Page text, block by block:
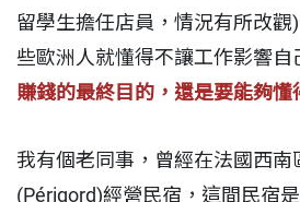
留學生擔任店員，情況有所改
些歐洲人就懂得不讓工作影響自
賺錢的最終目的，還是要能夠懂
我有個老同事，曾經在法國西南
(Périgord)經營民宿，這間民宿